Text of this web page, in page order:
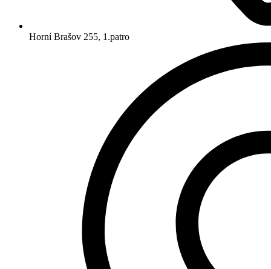
Horní Brašov 255, 1.patro